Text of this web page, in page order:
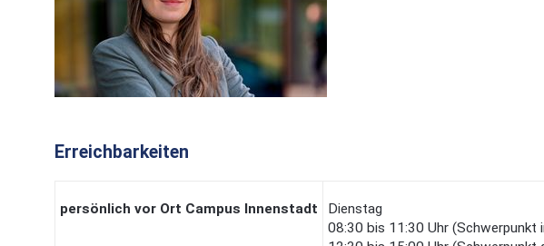
Erreichbarkeiten
persönlich vor Ort Campus Innenstadt
Dienstag
08:30 bis 11:30 Uhr (Schwerpunkt